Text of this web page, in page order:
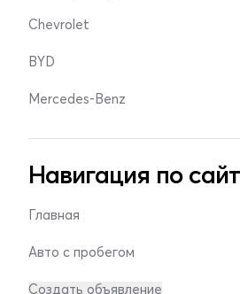
Chevrolet
BYD
Mercedes-Benz
Навигация по
Главная
Авто с пробегом
Создать объявление